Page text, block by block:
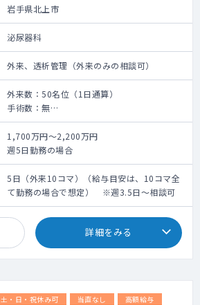
岩手県北上市
泌尿器科
外来、透析管理（外来のみの相談可）
外来数：50名位（1日通算）
手術数：無
外来と透析管理のご勤務です。
外来のみのご勤務のご相談も可能です。
外来コマ数：相談のうえ決定
透析管理コマ数：相談のうえ決定
1,700万円～2,200万円
週5日勤務の場合
5日（外来10コマ）（給与目安は、10コマ全
て勤務の場合で想定） ※週3.5日～相談可
詳細をみる
土・日・祝休み可 当直なし
高額給与